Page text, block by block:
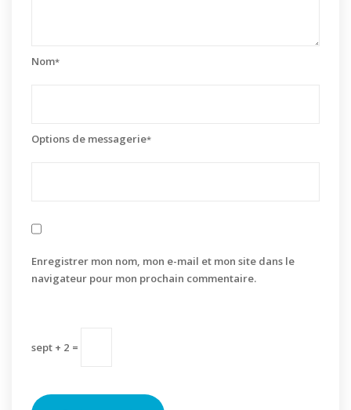
Nom*
Options de messagerie*
Enregistrer mon nom, mon e-mail et mon site dans le
navigateur pour mon prochain commentaire.
sept + 2 =